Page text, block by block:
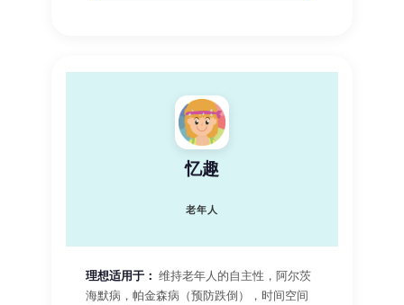
忆趣
老年人
理想适用于： 维持老年人的自主性，阿尔茨
海默病，帕金森病（预防跌倒），时间空间